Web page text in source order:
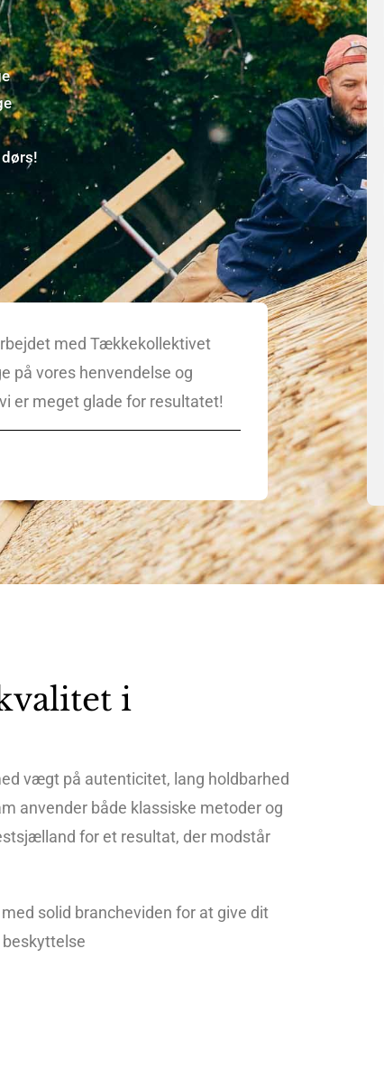
med Tækkekollektivet
på vores henvendelse og
er meget glade for resultatet!
i
vægt på autenticitet, lang holdbarhed
anvender både klassiske metoder og
for et resultat, der modstår
solid brancheviden for at give dit